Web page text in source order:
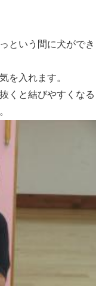
という間に犬ができ
を入れます。
くと結びやすくなる